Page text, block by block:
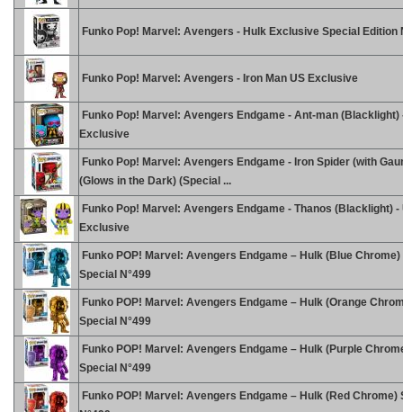
Funko Pop! Marvel: Avengers - Hulk Exclusive Special Edition
Funko Pop! Marvel: Avengers - Iron Man US Exclusive
Funko Pop! Marvel: Avengers Endgame - Ant-man (Blacklight)
Exclusive
Funko Pop! Marvel: Avengers Endgame - Iron Spider (with
(Glows in the Dark) (Special ...
Funko Pop! Marvel: Avengers Endgame - Thanos (Blacklight) -
Exclusive
Funko POP! Marvel: Avengers Endgame – Hulk (Blue Chrome)
Special N°499
Funko POP! Marvel: Avengers Endgame – Hulk (Orange
Special N°499
Funko POP! Marvel: Avengers Endgame – Hulk (Purple
Special N°499
Funko POP! Marvel: Avengers Endgame – Hulk (Red Chrome)